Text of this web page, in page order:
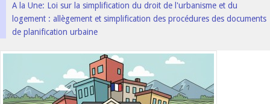
A la Une: Loi sur la simplification du droit de l'urbanisme et du
logement : allègement et simplification des procédures des documents
de planification urbaine